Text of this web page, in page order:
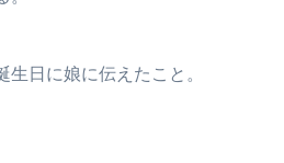
生日に娘に伝えたこと。